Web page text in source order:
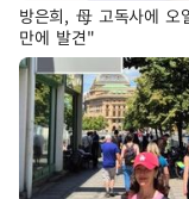
방은희, 母 고독사에 오
만에 발견"